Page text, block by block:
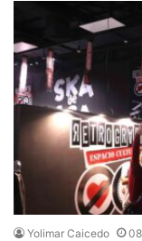
Yolimar Caicedo